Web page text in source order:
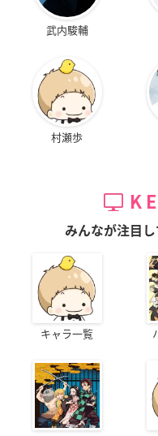
武内駿輔
村瀬歩
みんなが注目
キャラ一覧